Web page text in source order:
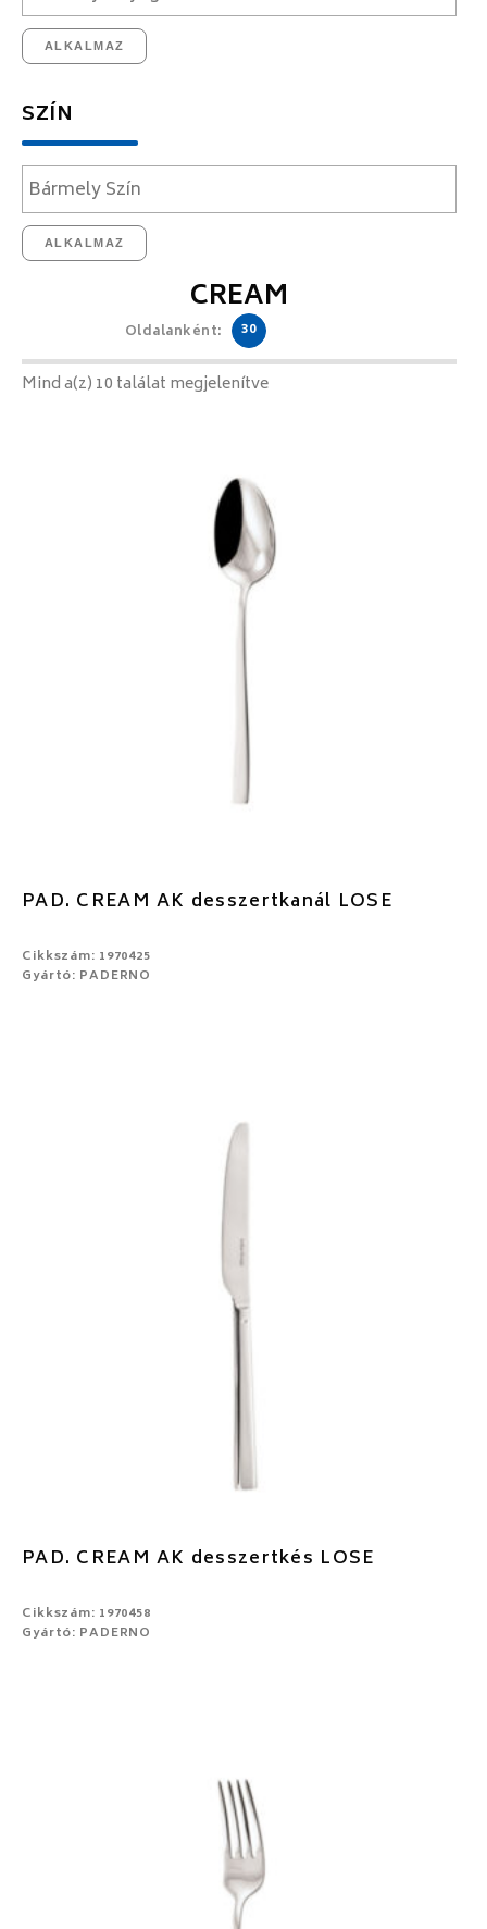
ALKALMAZ
SZÍN
ALKALMAZ
CREAM
Oldalanként: 30
Mind a(z) 10 találat megjelenítve
PAD. CREAM AK desszertkanál LOSE
Cikkszám: 1970425
Gyártó: PADERNO
PAD. CREAM AK desszertkés LOSE
Cikkszám: 1970458
Gyártó: PADERNO